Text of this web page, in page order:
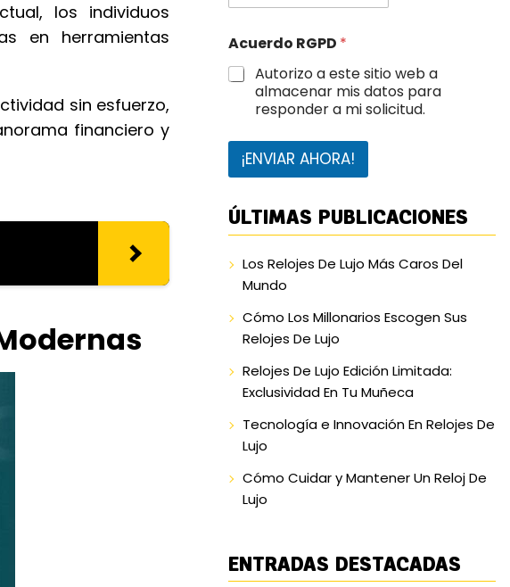
los individuos
en herramientas
sin esfuerzo,
financiero y
Acuerdo RGPD *
Autorizo a este sitio web a
almacenar mis datos para
responder a mi solicitud.
¡ENVIAR AHORA!
ÚLTIMAS PUBLICACIONES
Los Relojes De Lujo Más Caros Del
Mundo
Cómo Los Millonarios Escogen Sus
Relojes De Lujo
Relojes De Lujo Edición Limitada:
Exclusividad En Tu Muñeca
Tecnología e Innovación En Relojes De
Lujo
Cómo Cuidar y Mantener Un Reloj De
Lujo
ENTRADAS DESTACADAS